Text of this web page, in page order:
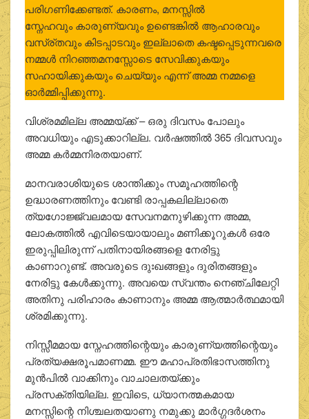
പരിഗണിക്കേണ്ടത്. കാരണം, മനസ്സില്‍
സ്നേഹവും കാരുണ്യവും ഉണ്ടെങ്കില്‍ ആഹാരവും
വസ്ര്തവും കിടപ്പാടവും ഇല്ലാതെ കഷ്ടപ്പെടുന്നവരെ
നമ്മള്‍ നിറഞ്ഞമനസ്സോടെ സേവിക്കുകയും
സഹായിക്കുകയും ചെയ്യും എന്ന് അമ്മ നമ്മളെ
ഓര്‍മ്മിപ്പിക്കുന്നു.
വിശ്രമമില്ല അമ്മയ്ക്ക് – ഒരു ദിവസം പോലും
അവധിയും എടുക്കാറില്ല. വര്‍ഷത്തില്‍ 365 ദിവസവും
അമ്മ കര്‍മ്മനിരതയാണ്.
മാനവരാശിയുടെ ശാന്തിക്കും സമൂഹത്തിന്റെ
ഉദ്ധാരണത്തിനും വേണ്ടി രാപ്പകലില്ലാതെ
ത്യഗോജ്ജ്വലമായ സേവനമനുഴിക്കുന്ന അമ്മ,
ലോകത്തില്‍ എവിടെയായാലും മണിക്കൂറുകള്‍ ഒരേ
ഇരുപ്പിലിരുന്ന് പതിനായിരങ്ങളെ നേരിട്ടു
കാണാറുണ്ട്. അവരുടെ ദുഃഖങ്ങളും ദുരിതങ്ങളും
നേരിട്ടു കേള്‍ക്കുന്നു. അവയെ സ്വന്തം നെഞ്ചിലേറ്റി
അതിനു പരിഹാരം കാണാനും അമ്മ ആത്മാര്‍ത്ഥമായി
ശ്രമിക്കുന്നു.
നിസ്സീമമായ സ്നേഹത്തിന്റെയും കാരുണ്യത്തിന്റെയും
പ്രത്യക്ഷരൂപമാണമ്മ. ഈ മഹാപ്രതിഭാസത്തിനു
മുന്‍പില്‍ വാക്കിനും വാചാലതയ്ക്കും
പ്രസക്തിയില്ല. ഇവിടെ, ധ്യാനത്മകമായ
മനസ്സിന്റെ നിശ്ചലതയാണു നമുക്കു മാര്‍ഗ്ഗദര്‍ശനം